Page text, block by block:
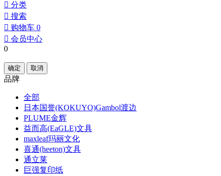
󰀂 分类
󰀃 搜索
󰀄 购物车 0
󰀅 会员中心
0
确定 取消
品牌
全部
日本国誉(KOKUYO)Gambol渡边
PLUME金辉
益而高(EaGLE)文具
maxleaf玛丽文化
喜通(heeton)文具
通立莱
巨强复印纸